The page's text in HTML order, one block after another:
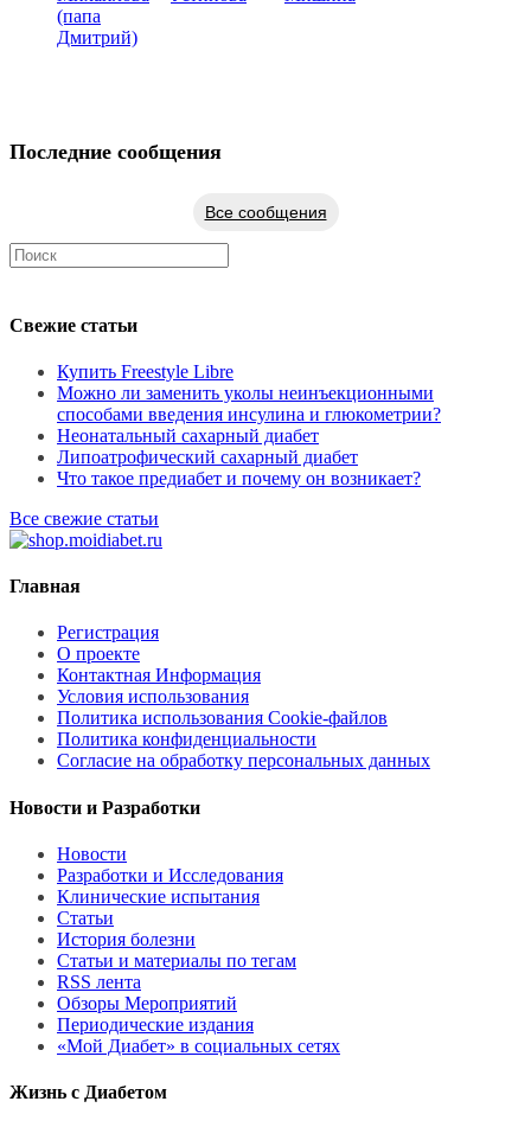
Последние сообщения
Все сообщения
Свежие статьи
Купить Freestyle Libre
Можно ли заменить уколы неинъекционными
способами введения инсулина и глюкометрии?
Неонатальный сахарный диабет
Липоатрофический сахарный диабет
Что такое предиабет и почему он возникает?
Все свежие статьи
Главная
Регистрация
О проекте
Контактная Информация
Условия использования
Политика использования Cookie-файлов
Политика конфиденциальности
Согласие на обработку персональных данных
Новости и Разработки
Новости
Разработки и Исследования
Клинические испытания
Статьи
История болезни
Статьи и материалы по тегам
RSS лента
Обзоры Мероприятий
Периодические издания
«Мой Диабет» в социальных сетях
Жизнь с Диабетом